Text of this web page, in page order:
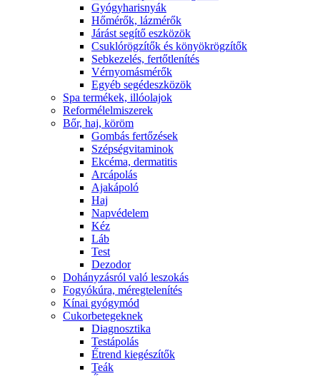
Gyógyharisnyák
Hőmérők, lázmérők
Járást segítő eszközök
Csuklórögzítők és könyökrögzítők
Sebkezelés, fertőtlenítés
Vérnyomásmérők
Egyéb segédeszközök
Spa termékek, illóolajok
Reformélelmiszerek
Bőr, haj, köröm
Gombás fertőzések
Szépségvitaminok
Ekcéma, dermatitis
Arcápolás
Ajakápoló
Haj
Napvédelem
Kéz
Láb
Test
Dezodor
Dohányzásról való leszokás
Fogyókúra, méregtelenítés
Kínai gyógymód
Cukorbetegeknek
Diagnosztika
Testápolás
É́trend kiegészítők
Teák